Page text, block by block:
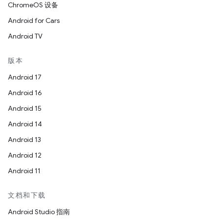
ChromeOS 设备
Android for Cars
Android TV
版本
Android 17
Android 16
Android 15
Android 14
Android 13
Android 12
Android 11
文档和下载
Android Studio 指南